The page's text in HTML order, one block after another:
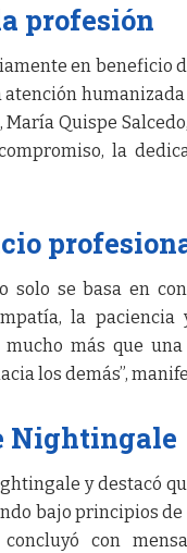
profesión
en beneficio
humanizada
Quispe
la
solo se basa en
la paciencia
más que
los demás”,
Nightingale
y destacó
bajo principios
con